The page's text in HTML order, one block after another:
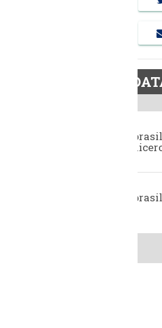
Exportação
glicerina e
Exportação